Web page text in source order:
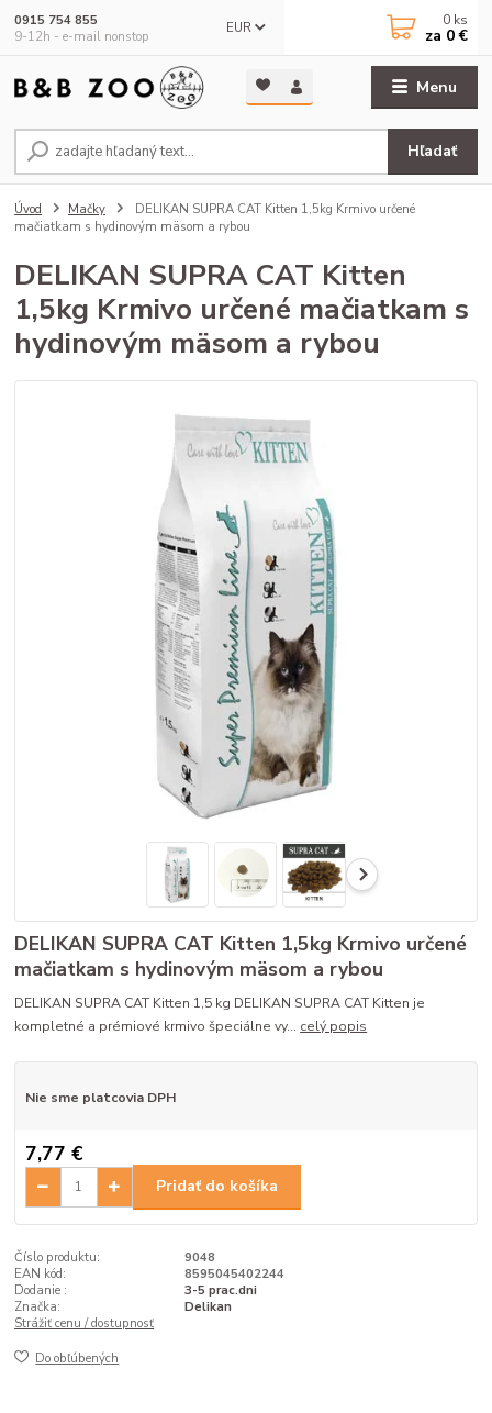
Menu
EUR
Hľadať
0915 754 855
9-12h - e-mail nonstop
0 ks
za 0 €
Úvod Mačky
DELIKAN SUPRA CAT Kitten 1,5kg Krmivo určené
mačiatkam s hydinovým mäsom a rybou
DELIKAN SUPRA CAT Kitten
1,5kg Krmivo určené mačiatkam s
hydinovým mäsom a rybou
DELIKAN SUPRA CAT Kitten 1,5kg Krmivo určené
mačiatkam s hydinovým mäsom a rybou
DELIKAN SUPRA CAT Kitten 1,5 kg DELIKAN SUPRA CAT Kitten je
kompletné a prémiové krmivo špeciálne vy... celý popis
Nie sme platcovia DPH
7,77 €
Pridať do košíka
Číslo produktu:
9048
EAN kód:
8595045402244
Dodanie :
3-5 prac.dni
Značka:
Delikan
Strážiť cenu / dostupnosť
Do obľúbených